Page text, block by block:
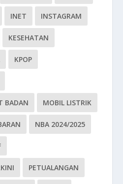
INET INSTAGRAM
KESEHATAN
KPOP
BADAN MOBIL LISTRIK
NBA 2024/2025
PETUALANGAN